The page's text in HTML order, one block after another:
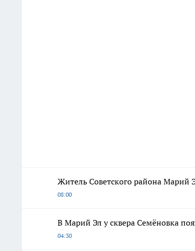
Житель Советского района Марий
08:00
В Марий Эл у сквера Семёновка
04:30